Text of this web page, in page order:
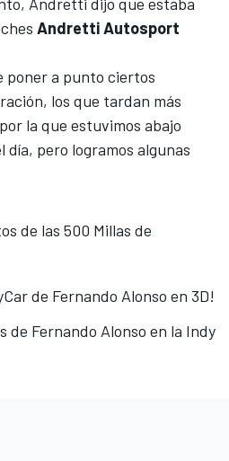
Andretti Autosport
poner a punto ciertos
los que tardan más
la que estuvimos abajo
pero logramos algunas
de las 500 Millas de
de Fernando Alonso en 3D!
de Fernando Alonso en la Indy